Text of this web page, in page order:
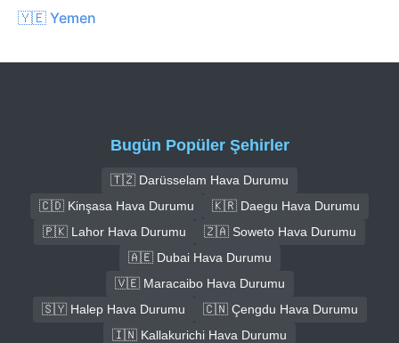
🇾🇪 Yemen
Bugün Popüler Şehirler
🇹🇿 Darüsselam Hava Durumu
🇨🇩 Kinşasa Hava Durumu
🇰🇷 Daegu Hava Durumu
🇵🇰 Lahor Hava Durumu
🇿🇦 Soweto Hava Durumu
🇦🇪 Dubai Hava Durumu
🇻🇪 Maracaibo Hava Durumu
🇸🇾 Halep Hava Durumu
🇨🇳 Çengdu Hava Durumu
🇮🇳 Kallakurichi Hava Durumu